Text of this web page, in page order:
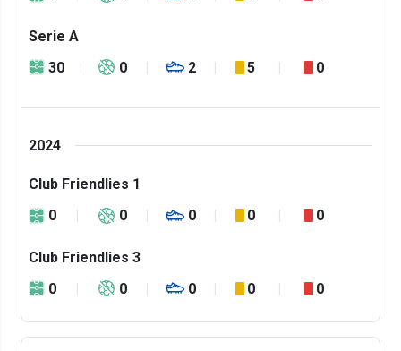
Serie A
30
0 2 5 0
2024
Club Friendlies 1
0
0 0 0 0
Club Friendlies 3
0
0 0 0 0